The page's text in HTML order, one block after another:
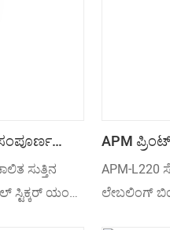
2
ಸುತ್ತಿನ
ಯಂತ್ರ
APM
ಬಾಟಲ್
APM-
ಲೇಬಲಿಂಗ್